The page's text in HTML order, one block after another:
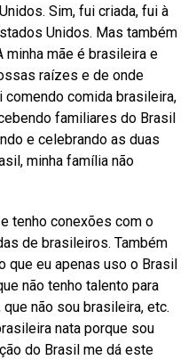
Sim, fui criada, fui à
Unidos. Mas também
minha mãe é brasileira e
raízes e de onde
comida brasileira,
familiares do Brasil
e celebrando as duas
minha família não
tenho conexões com o
de brasileiros. Também
que eu apenas uso o Brasil
não tenho talento para
não sou brasileira, etc.
nata porque sou
do Brasil me dá este